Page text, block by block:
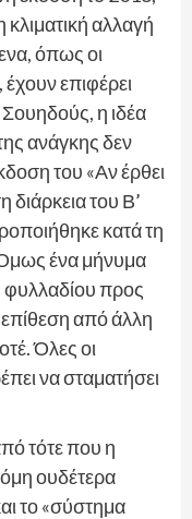
αλλαγή
όπως οι
επιφέρει
η ιδέα
ανάγκης δεν
του «Αν έρθει
του Β’
κατά τη
ένα μήνυμα
φυλλαδίου προς
από άλλη
Όλες οι
να σταματήσει
τότε που η
ουδέτερα
το «σύστημα